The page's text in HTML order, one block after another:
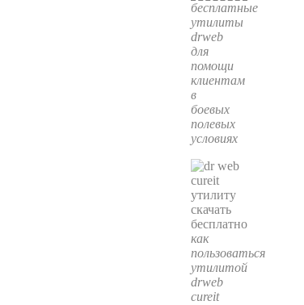
бесплатные
утилиты
drweb
для
помощи
клиентам
в
боевых
полевых
условиях
как
пользоваться
утилитой
drweb
cureit